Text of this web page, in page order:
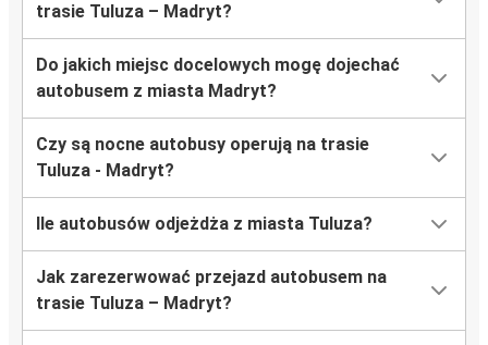
trasie Tuluza – Madryt?
Do jakich miejsc docelowych mogę dojechać
autobusem z miasta Madryt?
Czy są nocne autobusy operują na trasie
Tuluza - Madryt?
Ile autobusów odjeżdża z miasta Tuluza?
Jak zarezerwować przejazd autobusem na
trasie Tuluza – Madryt?